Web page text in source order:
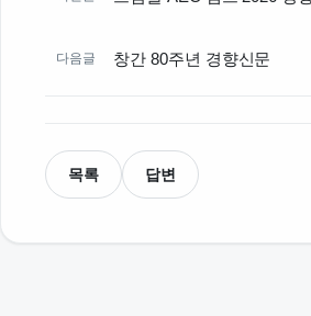
다음글 창간 80주년 경향신문
목록 답변